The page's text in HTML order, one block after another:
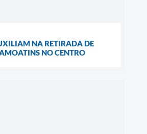
NA RETIRADA DE
NO CENTRO